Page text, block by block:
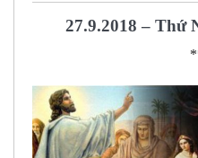
27.9.2018 – Thứ